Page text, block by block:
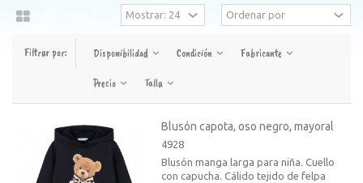
Filtrar por: Disponibilidad Condición Fabricante
Precio Talla
Blusón capota, oso negro, mayoral
4928
Blusón manga larga para niña. Cuello
con capucha. Cálido tejido de felpa